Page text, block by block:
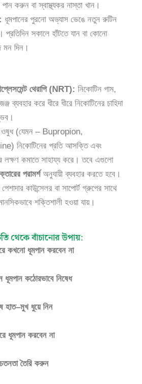
পান করুন বা স্বাস্থ্যকর নাস্তা খান।
ধূমপানের পুরনো অভ্যাস ভেঙে নতুন রুটিন
প্রতিদিন সকালে হাঁটতে যান বা কোনো
মন দিন।
থেরাপি (NRT): নিকোটিন গাম,
ব্যবহার করে ধীরে ধীরে নিকোটিনের চাহিদা
ওষুধ (যেমন – Bupropion,
নিকোটিনের প্রতি আসক্তি এবং
লক্ষণ কমাতে সাহায্য করে। তবে এগুলো
পরামর্শঅনুযায়ী ব্যবহার করতে হবে।
পেশাদার কাউন্সেলর বা সাপোর্ট গ্রুপের সাথে
শক্তিশালী হওয়া যায়।
থেকে বাঁচানোর উপায়:
কখনো ধূমপান করবেন না
ধূমপান কঠোরভাবে নিষেধ
হাত–মুখ ধুয়ে নিন
ধূমপান করবেন না
তৈরি করুন